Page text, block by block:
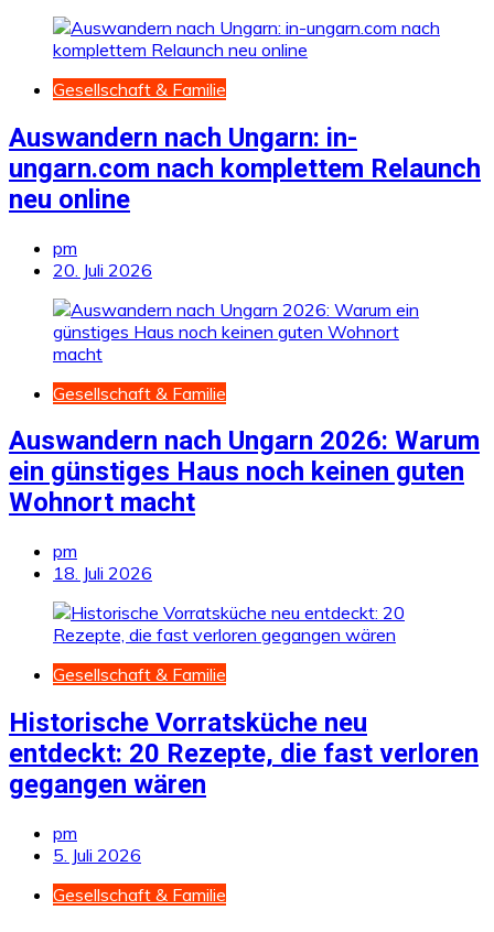
Gesellschaft & Familie
Auswandern nach Ungarn: in-
ungarn.com nach komplettem Relaunch
neu online
pm
20. Juli 2026
Gesellschaft & Familie
Auswandern nach Ungarn 2026: Warum
ein günstiges Haus noch keinen guten
Wohnort macht
pm
18. Juli 2026
Gesellschaft & Familie
Historische Vorratsküche neu
entdeckt: 20 Rezepte, die fast verloren
gegangen wären
pm
5. Juli 2026
Gesellschaft & Familie